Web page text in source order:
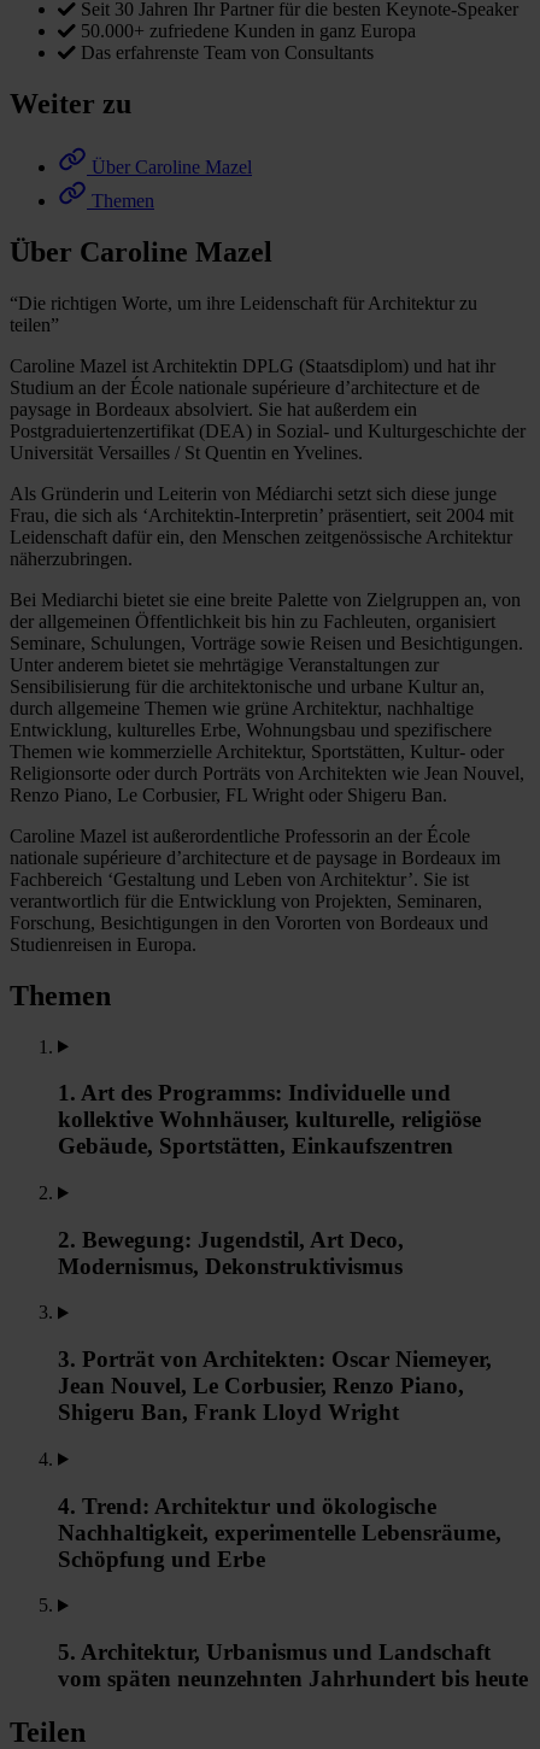
Seit 30 Jahren Ihr Partner für die besten Keynote-Speaker
50.000+ zufriedene Kunden in ganz Europa
Das erfahrenste Team von Consultants
Weiter zu
Über Caroline Mazel
Themen
Über Caroline Mazel
“Die richtigen Worte, um ihre Leidenschaft für Architektur zu
teilen”
Caroline Mazel ist Architektin DPLG (Staatsdiplom) und hat ihr
Studium an der École nationale supérieure d’architecture et de
paysage in Bordeaux absolviert. Sie hat außerdem ein
Postgraduiertenzertifikat (DEA) in Sozial- und Kulturgeschichte der
Universität Versailles / St Quentin en Yvelines.
Als Gründerin und Leiterin von Médiarchi setzt sich diese junge
Frau, die sich als ‘Architektin-Interpretin’ präsentiert, seit 2004 mit
Leidenschaft dafür ein, den Menschen zeitgenössische Architektur
näherzubringen.
Bei Mediarchi bietet sie eine breite Palette von Zielgruppen an, von
der allgemeinen Öffentlichkeit bis hin zu Fachleuten, organisiert
Seminare, Schulungen, Vorträge sowie Reisen und Besichtigungen.
Unter anderem bietet sie mehrtägige Veranstaltungen zur
Sensibilisierung für die architektonische und urbane Kultur an,
durch allgemeine Themen wie grüne Architektur, nachhaltige
Entwicklung, kulturelles Erbe, Wohnungsbau und spezifischere
Themen wie kommerzielle Architektur, Sportstätten, Kultur- oder
Religionsorte oder durch Porträts von Architekten wie Jean Nouvel,
Renzo Piano, Le Corbusier, FL Wright oder Shigeru Ban.
Caroline Mazel ist außerordentliche Professorin an der École
nationale supérieure d’architecture et de paysage in Bordeaux im
Fachbereich ‘Gestaltung und Leben von Architektur’. Sie ist
verantwortlich für die Entwicklung von Projekten, Seminaren,
Forschung, Besichtigungen in den Vororten von Bordeaux und
Studienreisen in Europa.
Themen
1. Art des Programms: Individuelle und
kollektive Wohnhäuser, kulturelle, religiöse
Gebäude, Sportstätten, Einkaufszentren
2. Bewegung: Jugendstil, Art Deco,
Modernismus, Dekonstruktivismus
3. Porträt von Architekten: Oscar Niemeyer,
Jean Nouvel, Le Corbusier, Renzo Piano,
Shigeru Ban, Frank Lloyd Wright
4. Trend: Architektur und ökologische
Nachhaltigkeit, experimentelle Lebensräume,
Schöpfung und Erbe
5. Architektur, Urbanismus und Landschaft
vom späten neunzehnten Jahrhundert bis heute
Teilen